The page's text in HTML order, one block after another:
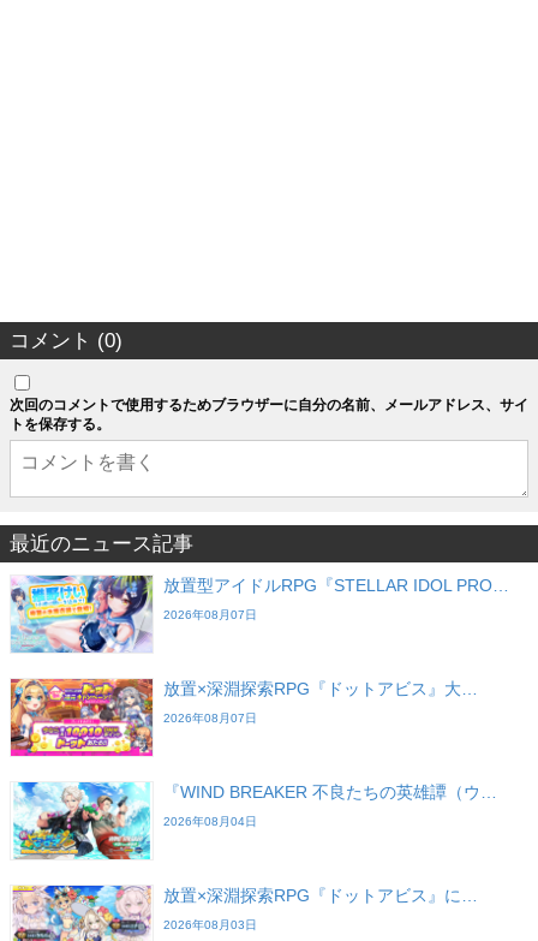
コメント (0)
次回のコメントで使用するためブラウザーに自分の名前、メールアドレス、サイ
トを保存する。
最近のニュース記事
放置型アイドルRPG『STELLAR IDOL PRO…
2026年08月07日
放置×深淵探索RPG『ドットアビス』大…
2026年08月07日
『WIND BREAKER 不良たちの英雄譚（ウ…
2026年08月04日
放置×深淵探索RPG『ドットアビス』に…
2026年08月03日